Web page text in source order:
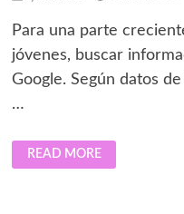
Para una parte
jóvenes, buscar
Google. Según datos
…
TIKTOK
DESAFÍA
A
READ MORE